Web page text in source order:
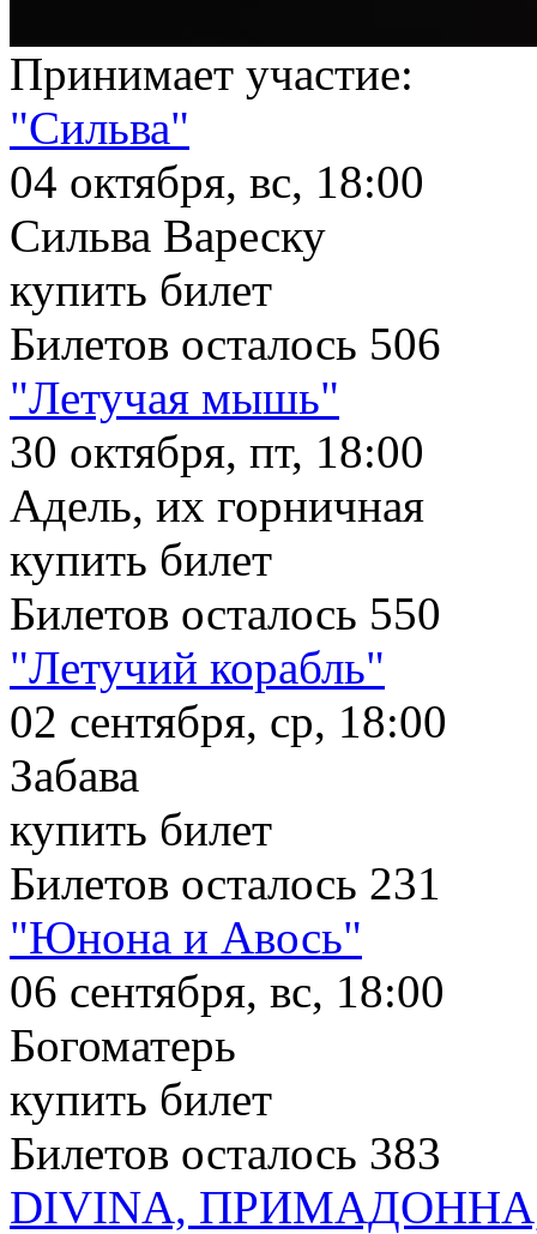
Принимает участие:
"Сильва"
04 октября, вс, 18:00
Сильва Вареску
купить билет
Билетов осталось 506
"Летучая мышь"
30 октября, пт, 18:00
Адель, их горничная
купить билет
Билетов осталось 550
"Летучий корабль"
02 сентября, ср, 18:00
Забава
купить билет
Билетов осталось 231
"Юнона и Авось"
06 сентября, вс, 18:00
Богоматерь
купить билет
Билетов осталось 383
DIVINA, ПРИМАДОННА,